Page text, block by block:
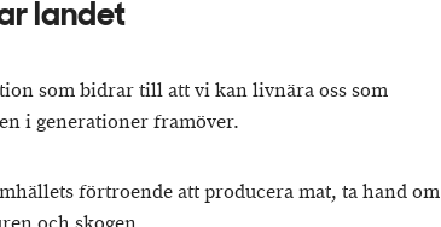
landet
som bidrar till att vi kan livnära oss som
i generationer framöver.
förtroende att producera mat, ta hand om